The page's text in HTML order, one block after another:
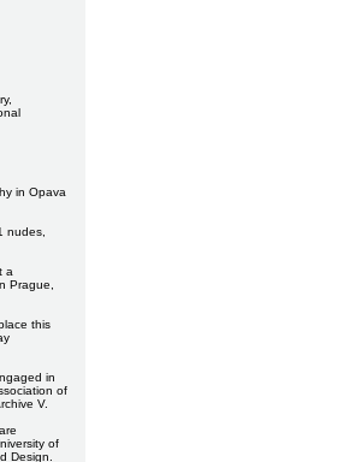
in Opava
nudes,
a
Prague,
this
in
of
V.
of
Design.